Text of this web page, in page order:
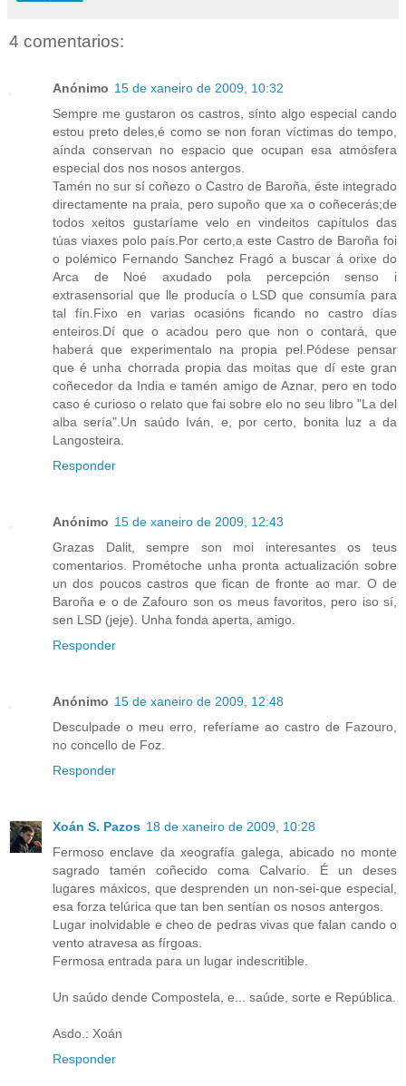
4 comentarios:
Anónimo 15 de xaneiro de 2009, 10:32
Sempre me gustaron os castros, sínto algo especial cando
estou preto deles,é como se non foran víctimas do tempo,
aínda conservan no espacio que ocupan esa atmósfera
especial dos nos nosos antergos.
Tamén no sur sí coñezo o Castro de Baroña, éste integrado
directamente na praia, pero supoño que xa o coñecerás;de
todos xeitos gustaríame velo en vindeitos capítulos das
túas viaxes polo país.Por certo,a este Castro de Baroña foi
o polémico Fernando Sanchez Fragó a buscar á orixe do
Arca de Noé axudado pola percepción senso i
extrasensorial que lle producía o LSD que consumía para
tal fín.Fixo en varias ocasións ficando no castro días
enteiros.Dí que o acadou pero que non o contará, que
haberá que experimentalo na propia pel.Pódese pensar
que é unha chorrada propia das moitas que dí este gran
coñecedor da India e tamén amigo de Aznar, pero en todo
caso é curioso o relato que fai sobre elo no seu libro "La del
alba sería".Un saúdo Iván, e, por certo, bonita luz a da
Langosteira.
Responder
Anónimo 15 de xaneiro de 2009, 12:43
Grazas Dalit, sempre son moi interesantes os teus
comentarios. Prométoche unha pronta actualización sobre
un dos poucos castros que fican de fronte ao mar. O de
Baroña e o de Zafouro son os meus favoritos, pero iso sí,
sen LSD (jeje). Unha fonda aperta, amigo.
Responder
Anónimo 15 de xaneiro de 2009, 12:48
Desculpade o meu erro, referíame ao castro de Fazouro,
no concello de Foz.
Responder
Xoán S. Pazos 18 de xaneiro de 2009, 10:28
Fermoso enclave da xeografía galega, abicado no monte
sagrado tamén coñecido coma Calvario. É un deses
lugares máxicos, que desprenden un non-sei-que especial,
esa forza telúrica que tan ben sentían os nosos antergos.
Lugar inolvidable e cheo de pedras vivas que falan cando o
vento atravesa as fírgoas.
Fermosa entrada para un lugar indescritible.
Un saúdo dende Compostela, e... saúde, sorte e República.
Asdo.: Xoán
Responder